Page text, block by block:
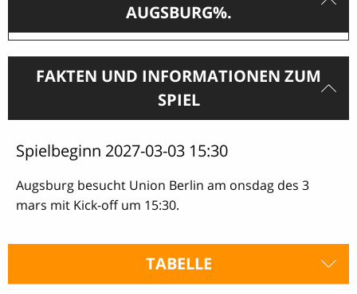
AUGSBURG%.
FAKTEN UND INFORMATIONEN ZUM
SPIEL
Spielbeginn 2027-03-03 15:30
Augsburg besucht Union Berlin am onsdag des 3
mars mit Kick-off um 15:30.
TABELLE